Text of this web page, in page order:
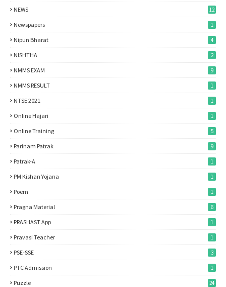
NEWS 12
Newspapers 1
Nipun Bharat 4
NISHTHA 2
NMMS EXAM 9
NMMS RESULT 1
NTSE 2021 1
Online Hajari 1
Online Training 5
Parinam Patrak 9
Patrak-A 1
PM Kishan Yojana 1
Poem 1
Pragna Material 6
PRASHAST App 1
Pravasi Teacher 1
PSE-SSE 3
PTC Admission 1
Puzzle 24